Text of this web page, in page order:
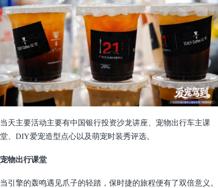
当天主要活动主要有中国银行投资沙龙讲座、宠物出行车主课
堂、DIY爱宠造型点心以及萌宠时装秀评选。
宠物出行课堂
当引擎的轰鸣遇见爪子的轻踏，保时捷的旅程便有了双倍意义。